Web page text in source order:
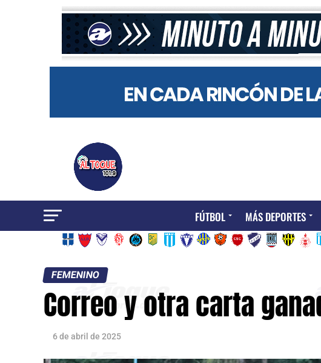
FÚTBOL MÁS DEPORTES
FEMENINO
Correo y otra carta
6 de abril de 2025